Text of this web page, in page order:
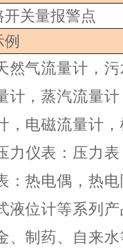
关量报警点
然气流量计，
计，蒸汽流量
，电磁流量计
力仪表：压力
：热电偶，热
液位计等系列
、制药、自来